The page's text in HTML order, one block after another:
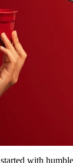
started with